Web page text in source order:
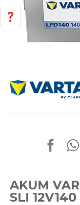
AKUM
SLI
POMOĆ PRI
011
Radno
Pišite nam